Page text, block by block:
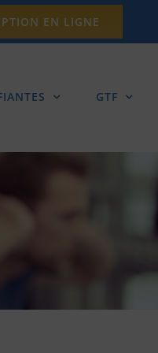
EN LIGNE
GTF